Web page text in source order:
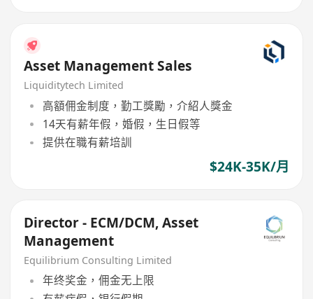
Asset Management Sales
Liquiditytech Limited
高額佣金制度，勤工獎勵，介紹人獎金
14天有薪年假，婚假，生日假等
提供在職有薪培訓
$24K-35K/月
Director - ECM/DCM, Asset
Management
Equilibrium Consulting Limited
年终奖金，佣金无上限